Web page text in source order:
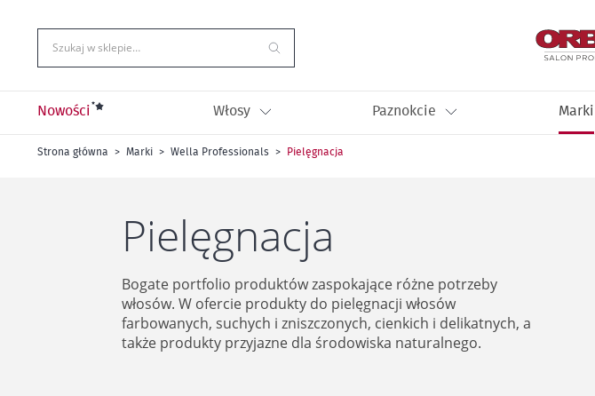
do
treści
Szukaj w sklepie…
Nowości Włosy Paznokcie Marki
Strona główna Marki Wella Professionals Pielęgnacja
Pielęgnacja
Bogate portfolio produktów zaspokające różne potrzeby
włosów. W ofercie produkty do pielęgnacji włosów
farbowanych, suchych i zniszczonych, cienkich i delikatnych, a
także produkty przyjazne dla środowiska naturalnego.